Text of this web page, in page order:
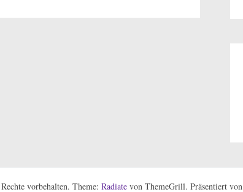
vorbehalten. Theme: Radiatevon ThemeGrill. Präsentiert von